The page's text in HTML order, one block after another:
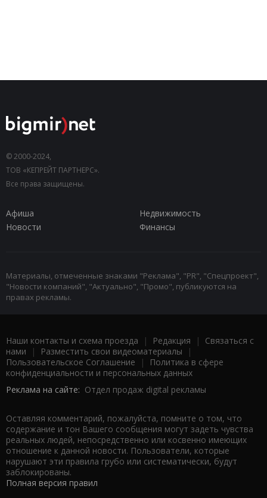
© 2000-2024,
ТОВ «КЕПРЕЙТ ПАРТНЕРС».
Все права защищены.
Афиша
Недвижимость
Новости
Финансы
Материалы, отмеченные знаками "Реклама", "PR", "Спецпроект",
"Новости компаний", "Актуально", "Промо", публикуются на
правах рекламы.
Наши контакты и схема проезда | Редакция | Связаться с
нами | Разместить свои видеоматериалы |
Пользовательское Соглашение |
Политика в сфере
конфиденциальности и персональных данных
Реклама на сайте: Отдел продаж digital рекламы
Оставляя комментарий, пожалуйста, помните о том, что
содержание и тон Вашего сообщения могут задеть чувства
реальных людей, непосредственно или косвенно имеющих
отношение к данной новости. Пользователи, которые
нарушают эти правила грубо или систематически, будут
заблокированы.
Полная версия правил